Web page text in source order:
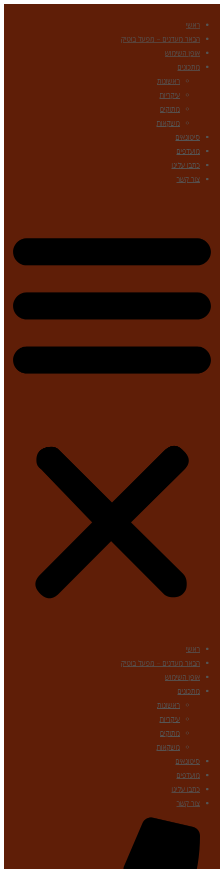
ראשי
הבאר מעדנים – מפעל בוטיק
אופן השימוש
מתכונים
ראשונות
עיקריות
מתוקים
משקאות
סיטונאים
מועדפים
כתבו עלינו
צור קשר
ראשי
הבאר מעדנים – מפעל בוטיק
אופן השימוש
מתכונים
ראשונות
עיקריות
מתוקים
משקאות
סיטונאים
מועדפים
כתבו עלינו
צור קשר